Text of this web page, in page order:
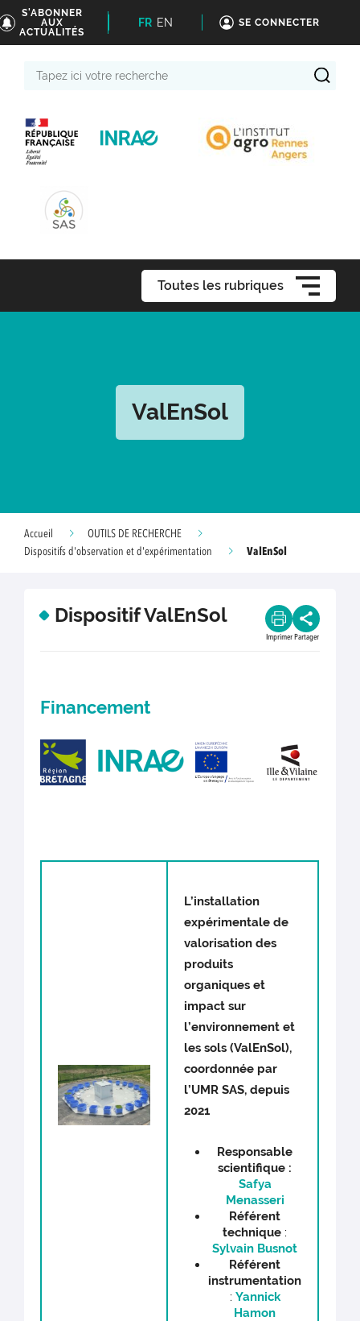
S'ABONNER
AUX
ACTUALITÉS
FR EN SE CONNECTER
Toutes les rubriques
ValEnSol
Accueil
OUTILS DE RECHERCHE
Dispositifs d'observation et d'expérimentation
ValEnSol
Dispositif ValEnSol
Imprimer Partager
Financement
L’installation
expérimentale de
valorisation des
produits
organiques et
impact sur
l’environnement et
les sols (ValEnSol),
coordonnée par
l’UMR SAS, depuis
2021
Responsable
scientifique :
Safya
Menasseri
Référent
technique :
Sylvain Busnot
Référent
instrumentation
: Yannick
Hamon